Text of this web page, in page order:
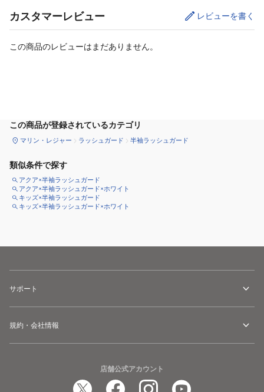
カスタマーレビュー レビューを書く
この商品のレビューはまだありません。
この商品が登録されているカテゴリ
マリン・レジャー ラッシュガード 半袖ラッシュガード
類似条件で探す
アクア×半袖ラッシュガード
アクア×半袖ラッシュガード×ホワイト
キッズ×半袖ラッシュガード
キッズ×半袖ラッシュガード×ホワイト
サポート
規約・会社情報
店舗公式アカウント